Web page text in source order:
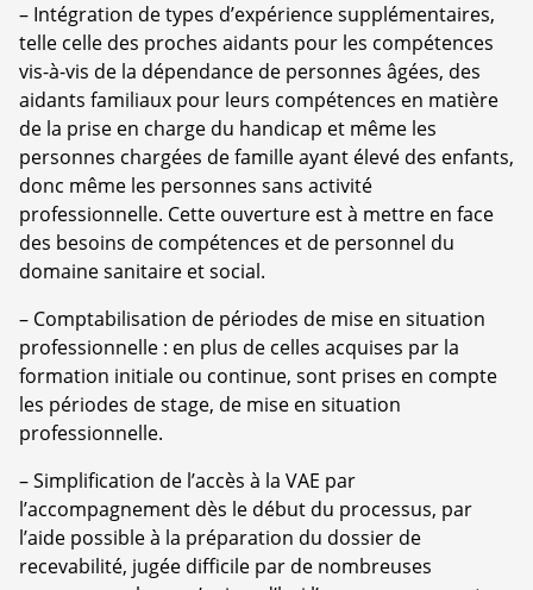
– Intégration de types d’expérience supplémentaires,
telle celle des proches aidants pour les compétences
vis-à-vis de la dépendance de personnes âgées, des
aidants familiaux pour leurs compétences en matière
de la prise en charge du handicap et même les
personnes chargées de famille ayant élevé des enfants,
donc même les personnes sans activité
professionnelle. Cette ouverture est à mettre en face
des besoins de compétences et de personnel du
domaine sanitaire et social.
– Comptabilisation de périodes de mise en situation
professionnelle : en plus de celles acquises par la
formation initiale ou continue, sont prises en compte
les périodes de stage, de mise en situation
professionnelle.
–Simplification de l’accès à la VAE par
l’accompagnement dès le début du processus, par
l’aide possible à la préparation du dossier de
recevabilité, jugée difficile par de nombreuses